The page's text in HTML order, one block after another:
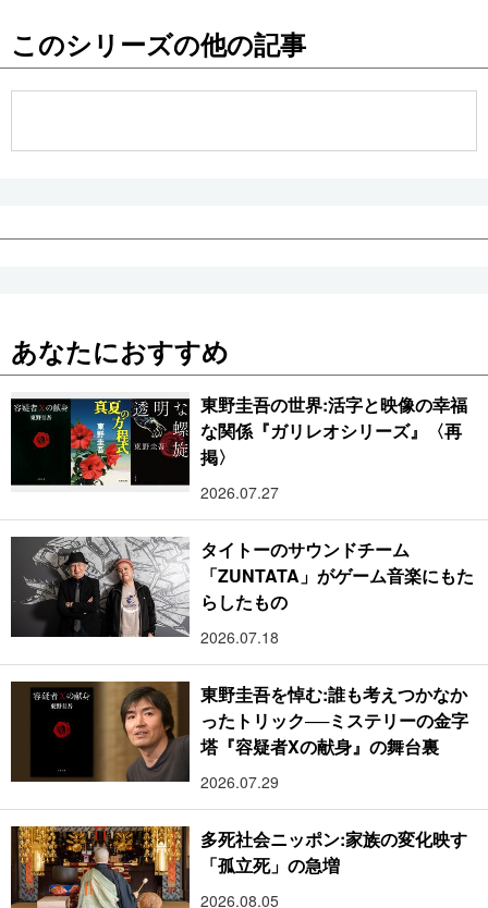
公式SNS
このシリーズの他の記事
あなたにおすすめ
東野圭吾の世界:活字と映像の幸福
な関係『ガリレオシリーズ』〈再
掲〉
2026.07.27
タイトーのサウンドチーム
「ZUNTATA」がゲーム音楽にもた
らしたもの
2026.07.18
東野圭吾を悼む:誰も考えつかなか
ったトリック──ミステリーの金字
塔『容疑者Xの献身』の舞台裏
2026.07.29
多死社会ニッポン:家族の変化映す
「孤立死」の急増
2026.08.05